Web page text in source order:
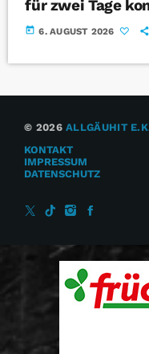
für zwei Tage
today 6. AUGUST 2026
© 2026ALLGÄUHIT
KONTAKT
IMPRESSUM
DATENSCHUTZ